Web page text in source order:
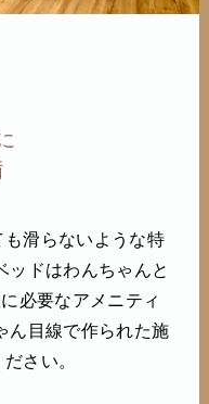
滑らないような特
ッドはわんちゃんと
必要なアメニティ
ん目線で作られた施
さい。